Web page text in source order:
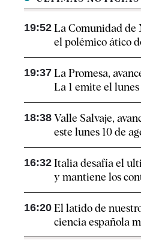
19:52 La Comunidad de
el polémico ático
19:37 La Promesa,
La 1 emite el lunes
18:38 Valle Salvaje,
este lunes 10 de
16:32 Italia desafía el
y mantiene los
16:20 El latido de
ciencia española